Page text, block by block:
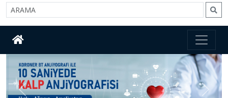
Previous Next